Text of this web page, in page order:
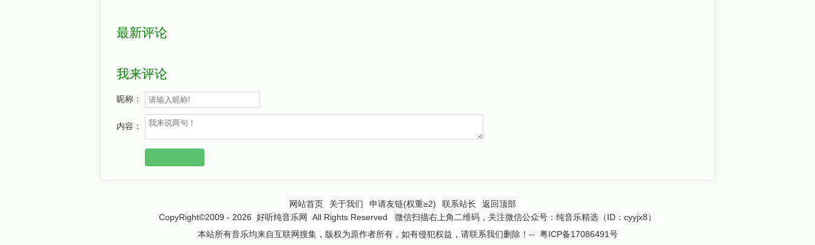
最新评论
我来评论
昵称：
内容：
网站首页 关于我们 申请友链(权重≥2) 联系站长
返回顶部
CopyRight©2009 - 2026 好听纯音乐网
All Rights Reserved 微信扫描右上角二维码，关注微信公众号：纯音乐精选（ID：cyyjx8）
本站所有音乐均来自互联网搜集，版权为原作者所有，如有侵犯权益，请联系我们删除！-- 粤ICP备17086491号